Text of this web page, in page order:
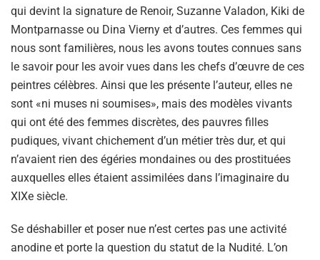
qui devint la signature de Renoir, Suzanne Valadon, Kiki de
Montparnasse ou Dina Vierny et d’autres. Ces femmes qui
nous sont familières, nous les avons toutes connues sans
le savoir pour les avoir vues dans les chefs d’œuvre de ces
peintres célèbres. Ainsi que les présente l’auteur, elles ne
sont «ni muses ni soumises», mais des modèles vivants
qui ont été des femmes discrètes, des pauvres filles
pudiques, vivant chichement d’un métier très dur, et qui
n’avaient rien des égéries mondaines ou des prostituées
auxquelles elles étaient assimilées dans l’imaginaire du
XIXe siècle.
Se déshabiller et poser nue n’est certes pas une activité
anodine et porte la question du statut de la Nudité. L’on